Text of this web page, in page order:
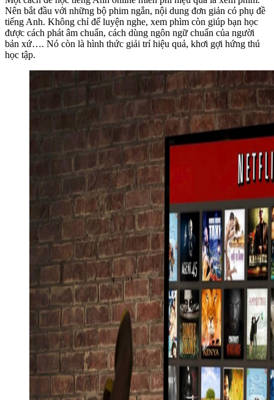
Nên bắt đầu với những bộ phim ngắn, nội dung đơn giản có phụ đề
tiếng Anh. Không chỉ để luyện nghe, xem phìm còn giúp bạn học
được cách phát âm chuẩn, cách dùng ngôn ngữ chuẩn của người
bản xứ…. Nó còn là hình thức giải trí hiệu quả, khơi gợi hứng thú
học tập.